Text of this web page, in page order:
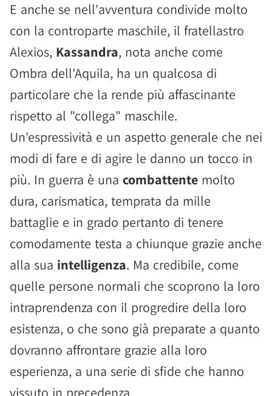
E anche se nell'avventura condivide molto
con la controparte maschile, il fratellastro
Alexios, Kassandra, nota anche come
Ombra dell'Aquila, ha un qualcosa di
particolare che la rende più affascinante
rispetto al "collega" maschile.
Un'espressività e un aspetto generale che nei
modi di fare e di agire le danno un tocco in
più. In guerra è una combattente molto
dura, carismatica, temprata da mille
battaglie e in grado pertanto di tenere
comodamente testa a chiunque grazie anche
alla sua intelligenza. Ma credibile, come
quelle persone normali che scoprono la loro
intraprendenza con il progredire della loro
esistenza, o che sono già preparate a quanto
dovranno affrontare grazie alla loro
esperienza, a una serie di sfide che hanno
vissuto in precedenza.